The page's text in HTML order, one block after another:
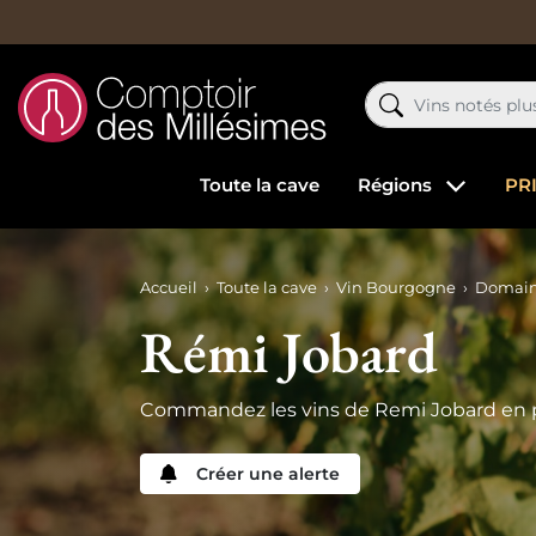
Toute la cave Régions
Accueil Toute la cave Vin Bourgogne
Rémi Jobard
Commandez les vins de Remi Jobard
Créer une alerte